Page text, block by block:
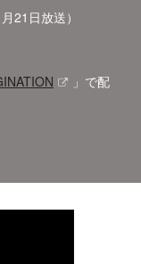
21日放送）
」で配